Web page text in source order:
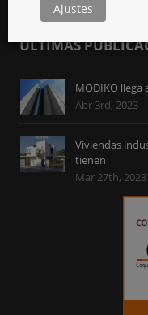
ULTIMAS
MODIKO llega
Abr 3rd, 2023
Viviendas
tienen
Mar 27th, 2023
Ajustes